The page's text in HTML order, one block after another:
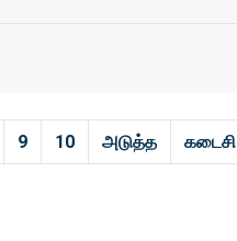
9 10 அடுத்த கடைசி